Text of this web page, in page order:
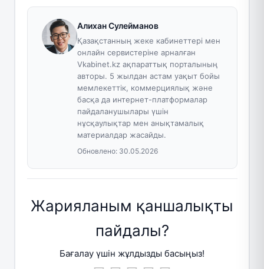
Алихан Сулейманов
Қазақстанның жеке кабинеттері мен
онлайн сервистеріне арналған
Vkabinet.kz ақпараттық порталының
авторы. 5 жылдан астам уақыт бойы
мемлекеттік, коммерциялық және
басқа да интернет-платформалар
пайдаланушылары үшін
нұсқаулықтар мен анықтамалық
материалдар жасайды.
Обновлено: 30.05.2026
Жарияланым қаншалықты
пайдалы?
Бағалау үшін жұлдызды басыңыз!